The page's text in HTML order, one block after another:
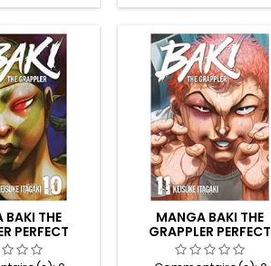
BAKI THE
PERFECT
TOME 10
MANGA BAKI THE
GRAPPLER PERFECT
EDITION TOME 11